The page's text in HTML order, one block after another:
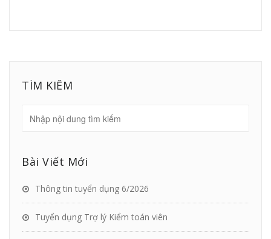
TÌM KIẾM
Bài Viết Mới
Thông tin tuyển dụng 6/2026
Tuyển dụng Trợ lý Kiểm toán viên